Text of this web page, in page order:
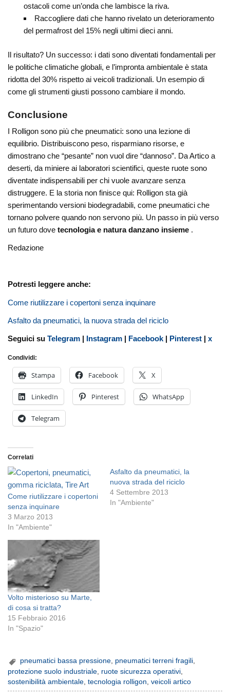
ostacoli come un’onda che lambisce la riva.
Raccogliere dati che hanno rivelato un deterioramento
del permafrost del 15% negli ultimi dieci anni.
Il risultato? Un successo: i dati sono diventati fondamentali per
le politiche climatiche globali, e l’impronta ambientale è stata
ridotta del 30% rispetto ai veicoli tradizionali. Un esempio di
come gli strumenti giusti possono cambiare il mondo.
Conclusione
I Rolligon sono più che pneumatici: sono una lezione di
equilibrio. Distribuiscono peso, risparmiano risorse, e
dimostrano che “pesante” non vuol dire “dannoso”. Da Artico a
deserti, da miniere ai laboratori scientifici, queste ruote sono
diventate indispensabili per chi vuole avanzare senza
distruggere. E la storia non finisce qui: Rolligon sta già
sperimentando versioni biodegradabili, come pneumatici che
tornano polvere quando non servono più. Un passo in più verso
un futuro dovetecnologia e natura danzano insieme .
Redazione
Potresti leggere anche:
Come riutilizzare i copertoni senza inquinare
Asfalto da pneumatici, la nuova strada del riciclo
Seguici suTelegram | Instagram | Facebook | Pinterest |x
Condividi:
Stampa Facebook X
LinkedIn Pinterest WhatsApp
Telegram
Correlati
Come riutilizzare i copertoni
senza inquinare
3 Marzo 2013
In "Ambiente"
Asfalto da pneumatici, la
nuova strada del riciclo
4 Settembre 2013
In "Ambiente"
Volto misterioso su Marte,
di cosa si tratta?
15 Febbraio 2016
In "Spazio"
pneumatici bassa pressione, pneumatici terreni fragili,
protezione suolo industriale ruote sicurezza operativi
sostenibilità ambientale ,tecnologia rolligon ,veicoli artico